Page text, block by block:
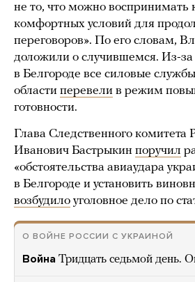
не то, что можно воспринимать
комфортных условий для
переговоров». По его словам,
доложили о случившемся. Из-за
в Белгороде все силовые
области перевели в режим
готовности.
Глава Следственного комитета
Иванович Бастрыкин поручил
«обстоятельства авиаудара
в Белгороде и установить
возбудило уголовное дело по
О ВОЙНЕ РОССИИ С УКРАИНОЙ
Война Тридцать седьмой день.